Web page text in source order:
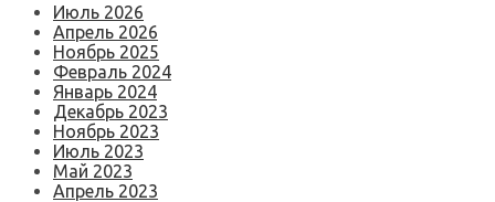
Июль 2026
Апрель 2026
Ноябрь 2025
Февраль 2024
Январь 2024
Декабрь 2023
Ноябрь 2023
Июль 2023
Май 2023
Апрель 2023